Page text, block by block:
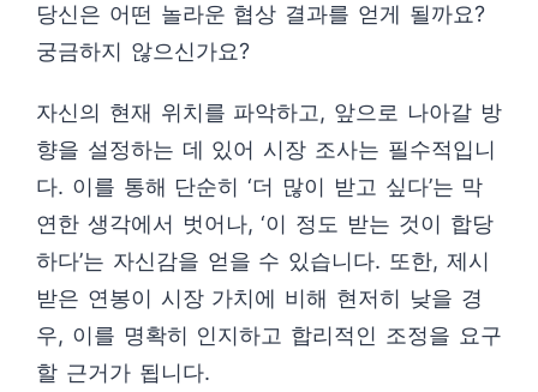
당신은 어떤 놀라운 협상 결과를 얻게 될까요?
궁금하지 않으신가요?
자신의 현재 위치를 파악하고, 앞으로 나아갈 방
향을 설정하는 데 있어 시장 조사는 필수적입니
다. 이를 통해 단순히 ‘더 많이 받고 싶다’는 막
연한 생각에서 벗어나, ‘이 정도 받는 것이 합당
하다’는 자신감을 얻을 수 있습니다. 또한, 제시
받은 연봉이 시장 가치에 비해 현저히 낮을 경
우, 이를 명확히 인지하고 합리적인 조정을 요구
할 근거가 됩니다.